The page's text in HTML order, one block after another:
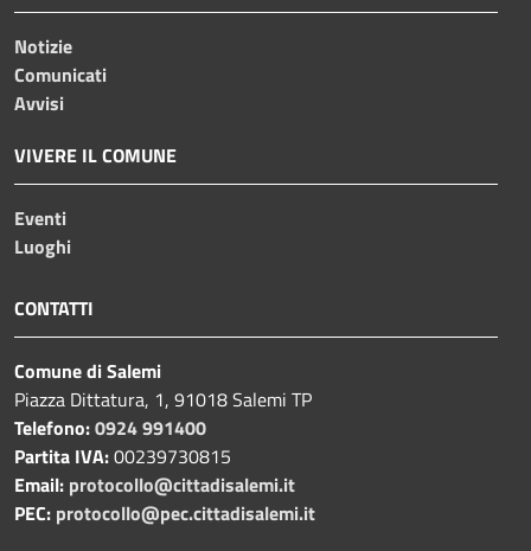
Notizie
Comunicati
Avvisi
VIVERE IL COMUNE
Eventi
Luoghi
CONTATTI
Comune di Salemi
Piazza Dittatura, 1, 91018 Salemi TP
Telefono:0924 991400
Partita IVA:00239730815
Email: protocollo@cittadisalemi.it
PEC: protocollo@pec.cittadisalemi.it